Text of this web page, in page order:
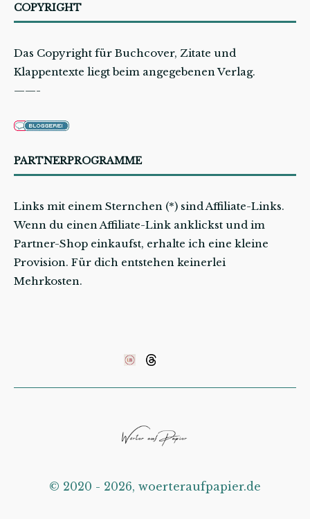
COPYRIGHT
Das Copyright für Buchcover, Zitate und
Klappentexte liegt beim angegebenen Verlag.
——-
PARTNERPROGRAMME
Links mit einem Sternchen (*) sind Affiliate-Links.
Wenn du einen Affiliate-Link anklickst und im
Partner-Shop einkaufst, erhalte ich eine kleine
Provision. Für dich entstehen keinerlei
Mehrkosten.
©️ 2020 - 2026, woerteraufpapier.de